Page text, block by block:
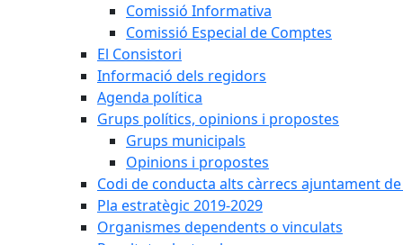
Comissió Informativa
Comissió Especial de Comptes
El Consistori
Informació dels regidors
Agenda política
Grups polítics, opinions i propostes
Grups municipals
Opinions i propostes
Codi de conducta alts càrrecs ajuntament
Pla estratègic 2019-2029
Organismes dependents o vinculats